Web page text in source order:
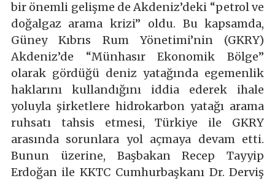
bir önemli gelişme de Akdeniz’deki “petrol ve
doğalgaz arama krizi” oldu. Bu kapsamda,
Güney Kıbrıs Rum Yönetimi’nin (GKRY)
Akdeniz’de “Münhasır Ekonomik Bölge”
olarak gördüğü deniz yatağında egemenlik
haklarını kullandığını iddia ederek ihale
yoluyla şirketlere hidrokarbon yatağı arama
ruhsatı tahsis etmesi, Türkiye ile GKRY
arasında sorunlara yol açmaya devam etti.
Bunun üzerine, Başbakan Recep Tayyip
Erdoğan ile KKTC Cumhurbaşkanı Dr. Derviş